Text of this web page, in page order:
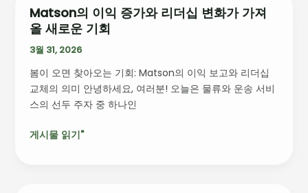
일
본
전
대
비
전
략
석
Matson의 이익 증가와 리더십 변화가 가져
올 새로운 기회
3월 31, 2026
봄이 오면 찾아오는 기회: Matson의 이익 보고와 리더십
교체의 의미 안녕하세요, 여러분! 오늘은 물류와 운송 서비
스의 선두 주자 중 하나인
Matson
의
이
익
증
가
와
더
게시물 읽기"